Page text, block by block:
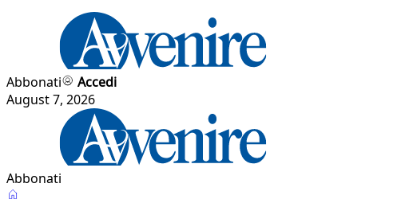
Abbonati
Accedi
August 7, 2026
Abbonati